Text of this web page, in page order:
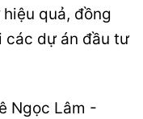
quả, đồng
các dự án đầu tư
Ngọc Lâm -